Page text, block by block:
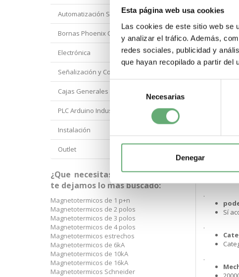
Esta página web usa cookies
Las cookies de este sitio web se
y analizar el tráfico. Además,
redes sociales, publicidad y
que hayan recopilado a partir del
consentimiento
Necesarias
Denegar
[Ie]
.
800
.
1.5
.
.
Sí
.
.
Automatización Siemens
Bornas Phoenix Contact
Electrónica
Señalización y Control Orbis
Cajas Generales Proteccion
PLC Arduino Industrial
Instalación
Outlet
¿Que necesitas? A continuación
te dejamos lo más buscado:
Magnetotermicos de 1 p+n
Magnetotermicos de 2 polos
Magnetotermicos de 3 polos
Magnetotermicos de 4 polos
Magnetotermicos estrechos
Magnetotermicos de 6kA
Magnetotermicos de 10kA
Magnetotermicos de 16kA
Magnetotermicos Schneider